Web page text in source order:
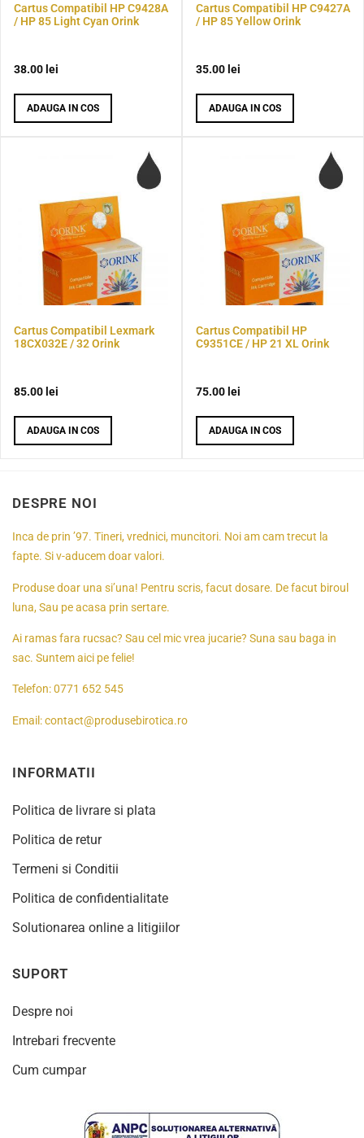
Cartus Compatibil HP C9428A
/ HP 85 Light Cyan Orink
38.00 lei
ADAUGA IN COS
Cartus Compatibil HP C9427A
/ HP 85 Yellow Orink
35.00 lei
ADAUGA IN COS
Cartus Compatibil Lexmark
18CX032E / 32 Orink
85.00 lei
ADAUGA IN COS
Cartus Compatibil HP
C9351CE / HP 21 XL Orink
75.00 lei
ADAUGA IN COS
DESPRE NOI
Inca de prin ’97. Tineri, vrednici, muncitori. Noi am cam trecut la
fapte. Si v-aducem doar valori.
Produse doar una si’una! Pentru scris, facut dosare. De facut biroul
luna, Sau pe acasa prin sertare.
Ai ramas fara rucsac? Sau cel mic vrea jucarie? Suna sau baga in
sac. Suntem aici pe felie!
Telefon:0771 652 545
Email:contact@produsebirotica.ro
INFORMATII
Politica de livrare si plata
Politica de retur
Termeni si Conditii
Politica de confidentialitate
Solutionarea online a litigiilor
SUPORT
Despre noi
Intrebari frecvente
Cum cumpar